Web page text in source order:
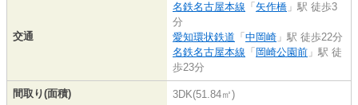
交通
名鉄名古屋本線 「 矢作橋 」駅 徒歩3
分
愛知環状鉄道 「 中岡崎 」駅 徒歩22分
名鉄名古屋本線 「 岡崎公園前 」駅 徒
歩23分
間取り(面積) 3DK(51.84㎡)